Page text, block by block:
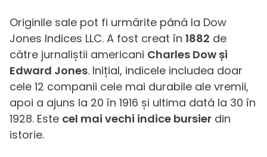
Originile sale pot fi urmărite până la Dow
Jones Indices LLC. A fost creat în 1882 de
către jurnaliștii americani Charles Dow și
Edward Jones. Inițial, indicele includea doar
cele 12 companii cele mai durabile ale vremii,
apoi a ajuns la 20 în 1916 și ultima dată la 30 în
1928. Este cel mai vechi indice bursier din
istorie.